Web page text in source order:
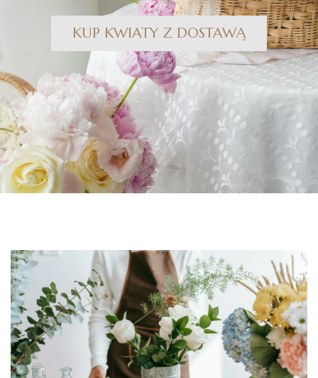
KUP KWIATY Z DOSTAWĄ